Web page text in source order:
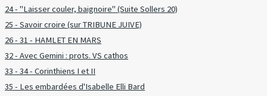
24 - "Laisser couler, baignoire" (Suite Sollers 20)
25 - Savoir croire (sur TRIBUNE JUIVE)
26 - 31 - HAMLET EN MARS
32 - Avec Gemini : prots. VS cathos
33 - 34 - Corinthiens I et II
35 - Les embardées d'Isabelle Elli Bard